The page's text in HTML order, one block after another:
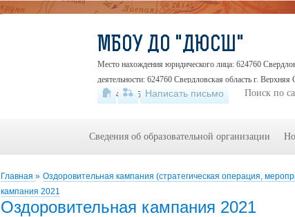
Главная » Оздоровительная кампания (стратегическая операция,
кампания 2021
Оздоровительная кампания 2021
МБОУ ДО "ДЮСШ"
Место нахождения юридического лица: 624760
деятельности: 624760 Свердловская область г.
+7 (34345) 5-46-48Написать письмо
Сведения об образовательной организации